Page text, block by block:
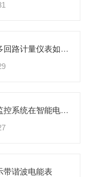
一表多能！多回路计量仪表如何实现精准能耗管理？
分布式光伏监控系统在智能电网中的角色
带谐波电能表